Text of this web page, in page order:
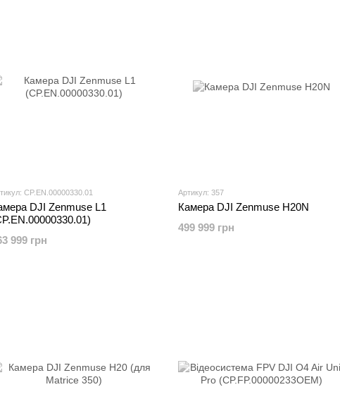
CP.EN.00000330.01
DJI Zenmuse L1
999 грн
Артикул: 357
Камера DJI Zenmuse H20N
499 999 грн